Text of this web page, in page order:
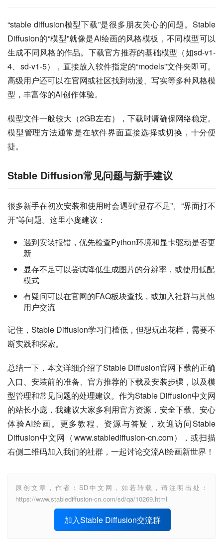
“stable diffusion模型下载”是很多朋友关心的问题。Stable
Diffusion的“模型”就像是AI绘画的风格模板，不同模型可以
生成不同风格的作品。下载官方推荐的基础模型（如sd-v1-
4、sd-v1-5），直接放入软件指定的“models”文件夹即可。
高级用户还可以在官网或社区找到动漫、写实等多种风格模
型，丰富你的AI创作体验。
模型文件一般较大（2GB左右），下载时请确保网络稳定。
模型管理方法通常是在软件界面直接选择或切换，十分便
捷。
Stable Diffusion常见问题与新手建议
很多新手在初次安装和使用时会遇到“显存不足”、“界面打不
开”等问题。这里小庞建议：
遇到安装报错，优先检查Python环境和显卡驱动是否更
新
显存不足可以尝试降低生成图片的分辨率，或使用低配
模式
有疑问可以在官网的FAQ板块查找，或加入社群与其他
用户交流
记住，Stable Diffusion学习门槛低，但想玩出花样，需要不
断实践和探索。
总结一下，本文详细介绍了Stable Diffusion官网下载的正确
入口、安装前的准备、官方推荐的下载及安装步骤，以及模
型管理和常见问题的处理建议。作为Stable Diffusion中文网
的站长小庞，我建议大家多利用官方资源，安全下载、安心
体验AI绘画。更多教程、资源与答疑，欢迎访问Stable
Diffusion中文网（www.stablediffusion-cn.com），或扫描
右侧二维码加入我们的社群，一起讨论交流AI绘画新世界！
原创文章，作者：SD中文网，如若转载，请注明出处：
https://www.stablediffusion-cn.com/sd/qa/10269.html
加入Stable Diffusion交流群